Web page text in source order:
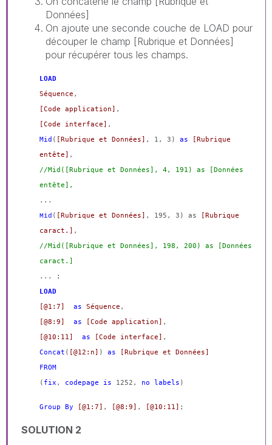
Données]
On ajoute une seconde couche de LOAD pour
découper le champ [Rubrique et Données]
pour récupérer tous les champs.
LOAD
Séquence ,
[Code application] ,
[Code interface] ,
Mid ( [Rubrique et Données] , 1, 3) as
[Rubrique
entête] ,
//Mid([Rubrique et Données], 4, 191) as [Données
entête],
...
Mid ( [Rubrique et Données] , 195, 3) as
[Rubrique
caract.] ,
//Mid([Rubrique et Données], 198, 200) as [Données
caract.]
... ;
LOAD
[@1:7]
as Séquence ,
[@8:9]
as [Code application] ,
[@10:11]
as [Code interface] ,
Concat ( [@12:n] ) as
[Rubrique et Données]
FROM
( fix , codepage is 1252, no labels )
Group By [@1:7] , [@8:9] , [@10:11] ;
SOLUTION 2